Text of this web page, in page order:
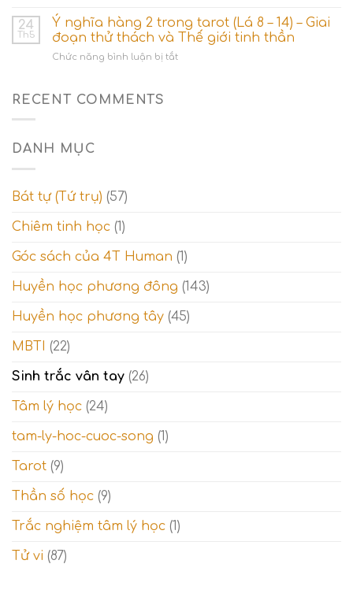
ẩn
chính
nghĩa
hàng
3
trong
linh
24
Th5
Ý nghĩa hàng 2 trong tarot (Lá 8 – 14) – Giai
đoạn thử thách và Thế giới tinh thần
Chức năng bình luận bị tắtở
thách
Thế
giới
tinh
thần
RECENT COMMENTS
DANH MỤC
Bát tự (Tứ trụ) (57)
Chiêm tinh học (1)
Góc sách của 4T Human (1)
Huyền học phương đông (143)
Huyền học phương tây (45)
MBTI (22)
Sinh trắc vân tay (26)
Tâm lý học (24)
tam-ly-hoc-cuoc-song (1)
Tarot (9)
Thần số học (9)
Trắc nghiệm tâm lý học (1)
Tử vi (87)